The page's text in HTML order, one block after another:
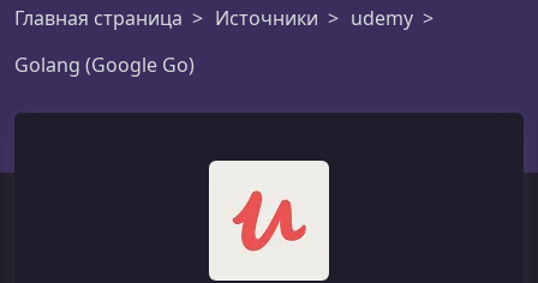
Главная страница Источники
udemy
Golang (Google Go)